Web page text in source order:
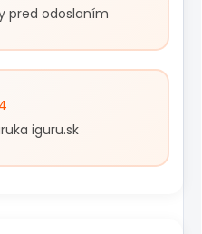
pred odoslaním
iguru.sk